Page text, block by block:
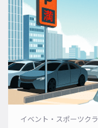
イベント・スポーツク